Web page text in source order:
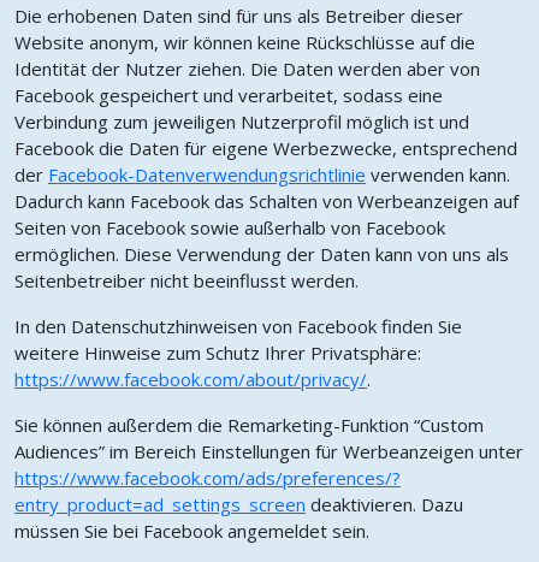
Die erhobenen Daten sind für uns als Betreiber dieser
Website anonym, wir können keine Rückschlüsse auf die
Identität der Nutzer ziehen. Die Daten werden aber von
Facebook gespeichert und verarbeitet, sodass eine
Verbindung zum jeweiligen Nutzerprofil möglich ist und
Facebook die Daten für eigene Werbezwecke, entsprechend
der Facebook-Datenverwendungsrichtlinie verwenden kann.
Dadurch kann Facebook das Schalten von Werbeanzeigen auf
Seiten von Facebook sowie außerhalb von Facebook
ermöglichen. Diese Verwendung der Daten kann von uns als
Seitenbetreiber nicht beeinflusst werden.
In den Datenschutzhinweisen von Facebook finden Sie
weitere Hinweise zum Schutz Ihrer Privatsphäre:
https://www.facebook.com/about/privacy/.
Sie können außerdem die Remarketing-Funktion “Custom
Audiences” im Bereich Einstellungen für Werbeanzeigen unter
https://www.facebook.com/ads/preferences/?
entry_product=ad_settings_screen deaktivieren. Dazu
müssen Sie bei Facebook angemeldet sein.